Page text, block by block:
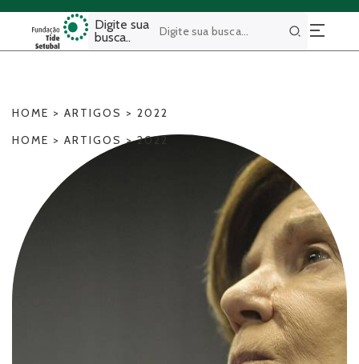
Digite sua
busca..
Buscar
HOME > ARTIGOS > 2022
HOME > ARTIGOS >2022